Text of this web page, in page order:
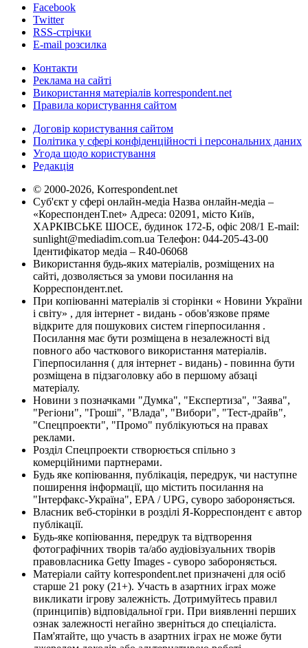
Facebook
Twitter
RSS-стрічки
E-mail розсилка
Контакти
Реклама на сайті
Використання матеріалів korrespondent.net
Правила користування сайтом
Договір користування сайтом
Політика у сфері конфіденційності і персональних даних
Угода щодо користування
Редакція
© 2000-2026, Korrespondent.net
Суб'єкт у сфері онлайн-медіа Назва онлайн-медіа –
«КореспонденТ.net» Адреса: 02091, місто Київ,
ХАРКІВСЬКЕ ШОСЕ, будинок 172-Б, офіс 208/1 E-mail:
sunlight@mediadim.com.ua Телефон: 044-205-43-00
Ідентифікатор медіа – R40-06068
Використання будь-яких матеріалів, розміщених на
сайті, дозволяється за умови посилання на
Корреспондент.net.
При копіюванні матеріалів зі сторінки « Новини України
і світу» , для інтернет - видань - обов'язкове пряме
відкрите для пошукових систем гіперпосилання .
Посилання має бути розміщена в незалежності від
повного або часткового використання матеріалів.
Гіперпосилання ( для інтернет - видань) - повинна бути
розміщена в підзаголовку або в першому абзаці
матеріалу.
Новини з позначками "Думка", "Експертиза", "Заява",
"Регіони", "Гроші", "Влада", "Вибори", "Тест-драйв",
"Спецпроекти", "Промо" публікуються на правах
реклами.
Розділ Спецпроекти створюється спільно з
комерційними партнерами.
Будь яке копіювання, публікація, передрук, чи наступне
поширення інформації, що містить посилання на
"Інтерфакс-Україна", EPA / UPG, суворо забороняється.
Власник веб-сторінки в розділі Я-Корреспондент є автор
публікації.
Будь-яке копіювання, передрук та відтворення
фотографічних творів та/або аудіовізуальних творів
правовласника Getty Images - суворо забороняється.
Матеріали сайту korrespondent.net призначені для осіб
старше 21 року (21+). Участь в азартних іграх може
викликати ігрову залежність. Дотримуйтесь правил
(принципів) відповідальної гри. При виявленні перших
ознак залежності негайно зверніться до спеціаліста.
Пам'ятайте, що участь в азартних іграх не може бути